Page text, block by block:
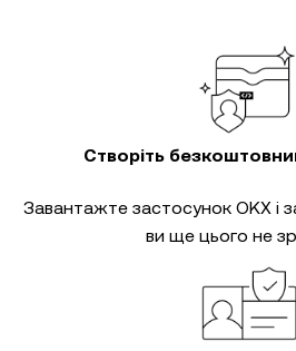
Створіть
Завантажте застосунок OKX і
ви ще цього не